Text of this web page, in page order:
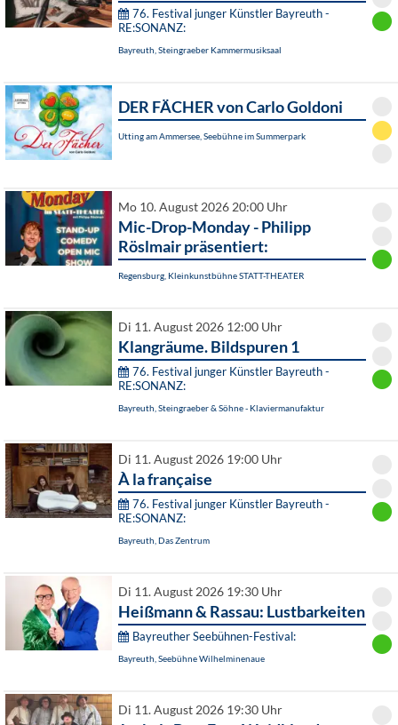
76. Festival junger Künstler Bayreuth -
RE:SONANZ:
Bayreuth, Steingraeber Kammermusiksaal
DER FÄCHER von Carlo Goldoni
Utting am Ammersee, Seebühne im Summerpark
Mo 10. August 2026 20:00 Uhr
Mic-Drop-Monday - Philipp
Röslmair präsentiert:
Regensburg, Kleinkunstbühne STATT-THEATER
Di 11. August 2026 12:00 Uhr
Klangräume. Bildspuren 1
76. Festival junger Künstler Bayreuth -
RE:SONANZ:
Bayreuth, Steingraeber & Söhne - Klaviermanufaktur
Di 11. August 2026 19:00 Uhr
À la française
76. Festival junger Künstler Bayreuth -
RE:SONANZ:
Bayreuth, Das Zentrum
Di 11. August 2026 19:30 Uhr
Heißmann & Rassau: Lustbarkeiten
Bayreuther Seebühnen-Festival:
Bayreuth, Seebühne Wilhelminenaue
Di 11. August 2026 19:30 Uhr